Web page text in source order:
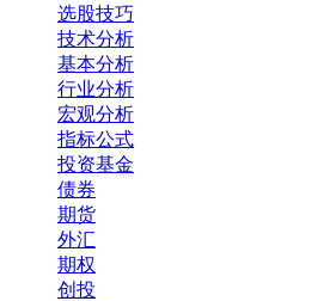
选股技巧
技术分析
基本分析
行业分析
宏观分析
指标公式
投资基金
债券
期货
外汇
期权
创投